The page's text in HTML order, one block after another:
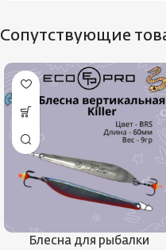
Сопутствующие
Блесна для рыбалки